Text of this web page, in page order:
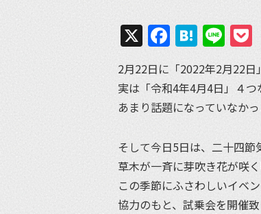
X Facebook
Hatena
Line
2月22日に「2022年2月22
実は「令和4年4月4日」４
あまり話題になっていなか
そして今日5日は、二十四節
草木が一斉に芽吹き花が咲
この季節にふさわしいイベ
協力のもと、試乗会を開催致